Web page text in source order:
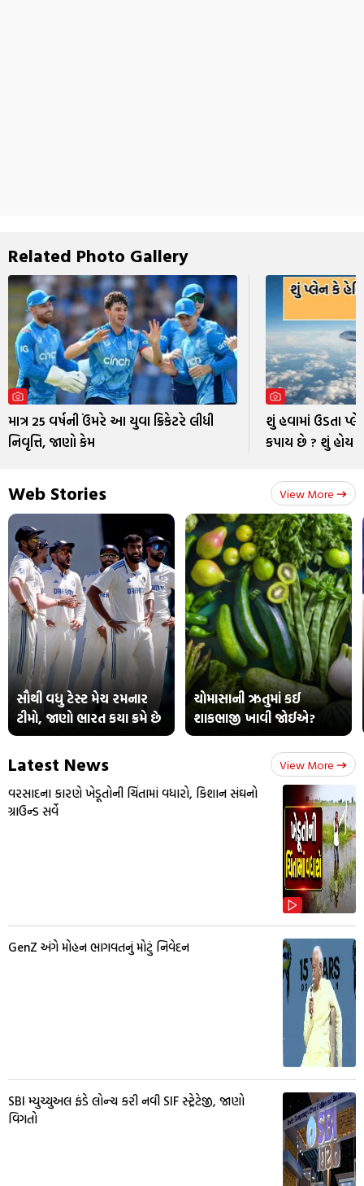
Related Photo Gallery
માત્ર 25 વર્ષની ઉંમરે આ યુવા ક્રિકેટરે લીધી
નિવૃત્તિ, જાણો કેમ
શું હવામાં ઉડતા
કપાય છે ? શું હોય
Web Stories View More
સૌથી વધુ ટેસ્ટ મેચ રમનાર
ટીમો, જાણો ભારત કયા ક્રમે છે
ચોમાસાની ઋતુમાં કઈ
શાકભાજી ખાવી જોઈએ?
Latest News View More
વરસાદના કારણે ખેડૂતોની ચિંતામાં વધારો, કિશાન સંઘનો
ગ્રાઉન્ડ સર્વે
GenZ અંગે મોહન ભાગવતનું મોટું નિવેદન
SBI મ્યુચ્યુઅલ ફંડે લોન્ચ કરી નવી SIF સ્ટ્રેટેજી, જાણો
વિગતો